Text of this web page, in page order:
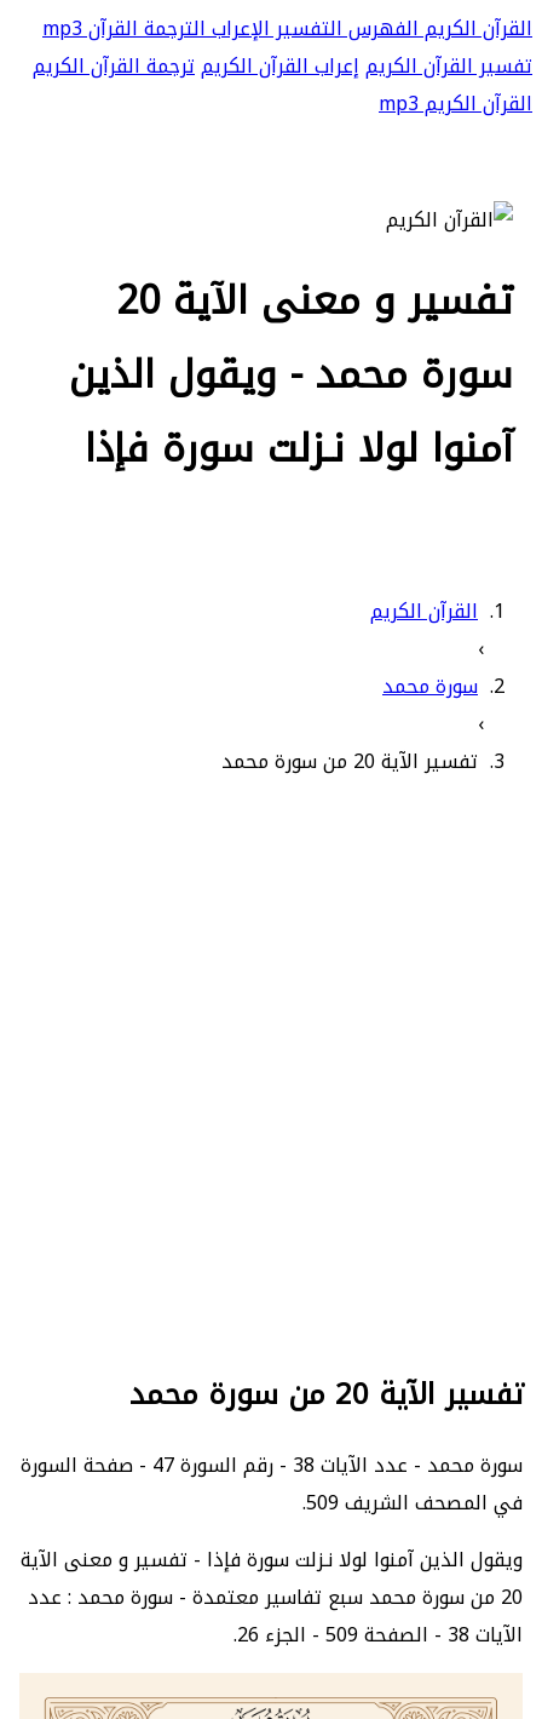
القرآن الكريمالفهرسالتفسيرالإعرابالترجمةالقرآن mp3
تفسير القرآن الكريمإعراب القرآن الكريمترجمة القرآن الكريم
القرآن الكريم mp3
تفسير و معنى الآية 20
سورة محمد - ويقول الذين
آمنوا لولا نـزلت سورة فإذا
القرآن الكريم
›
سورة محمد
›
تفسير الآية 20 من سورة محمد
تفسير الآية 20 من سورة محمد
سورة محمد - عدد الآيات 38 - رقم السورة 47 - صفحة السورة
في المصحف الشريف 509.
ويقول الذين آمنوا لولا نـزلت سورة فإذا - تفسير و معنى الآية
20 من سورة محمد سبع تفاسير معتمدة - سورة محمد : عدد
الآيات 38 - الصفحة 509 - الجزء 26.